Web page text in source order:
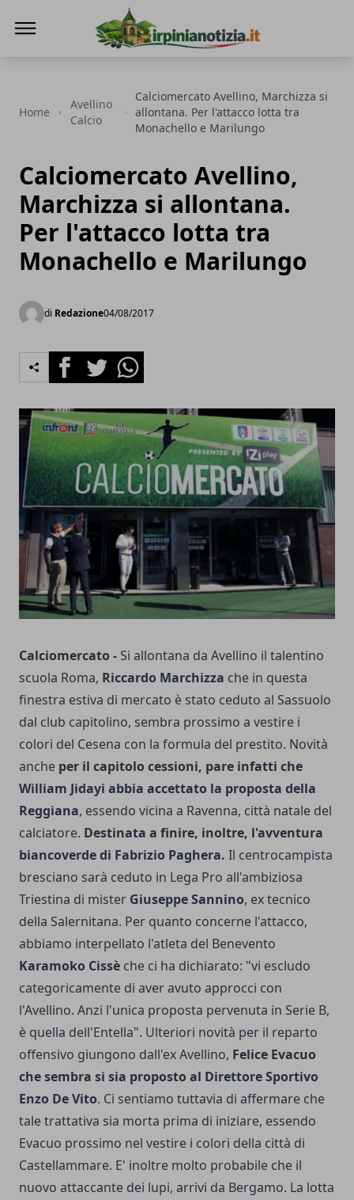
Home
Avellino
Calcio
Calciomercato Avellino, Marchizza si
allontana. Per l'attacco lotta tra
Monachello e Marilungo
Calciomercato Avellino,
Marchizza si allontana.
Per l'attacco lotta tra
Monachello e Marilungo
di Redazione04/08/2017
FacebookTwitterWhatsapp
Calciomercato - Si allontana da Avellino il talentino
scuola Roma, Riccardo Marchizza che in questa
finestra estiva di mercato è stato ceduto al Sassuolo
dal club capitolino, sembra prossimo a vestire i
colori del Cesena con la formula del prestito. Novità
anche per il capitolo cessioni, pare infatti che
William Jidayi abbia accettato la proposta della
Reggiana, essendo vicina a Ravenna, città natale del
calciatore. Destinata a finire, inoltre, l'avventura
biancoverde di Fabrizio Paghera. Il centrocampista
bresciano sarà ceduto in Lega Pro all'ambiziosa
Triestina di mister Giuseppe Sannino, ex tecnico
della Salernitana. Per quanto concerne l'attacco,
abbiamo interpellato l'atleta del Benevento
Karamoko Cissè che ci ha dichiarato: "vi escludo
categoricamente di aver avuto approcci con
l'Avellino. Anzi l'unica proposta pervenuta in Serie B,
è quella dell'Entella". Ulteriori novità per il reparto
offensivo giungono dall'ex Avellino, Felice Evacuo
che sembra si sia proposto al Direttore Sportivo
Enzo De Vito. Ci sentiamo tuttavia di affermare che
tale trattativa sia morta prima di iniziare, essendo
Evacuo prossimo nel vestire i colori della città di
Castellammare. E' inoltre molto probabile che il
nuovo attaccante dei lupi, arrivi da Bergamo. La lotta